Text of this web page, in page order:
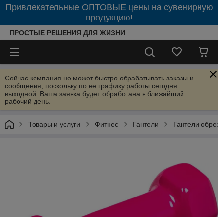
Привлекательные ОПТОВЫЕ цены на сувенирную
продукцию!
ПРОСТЫЕ РЕШЕНИЯ ДЛЯ ЖИЗНИ
Сейчас компания не может быстро обрабатывать заказы и
сообщения, поскольку по ее графику работы сегодня
выходной. Ваша заявка будет обработана в ближайший
рабочий день.
Товары и услуги Фитнес Гантели Гантели